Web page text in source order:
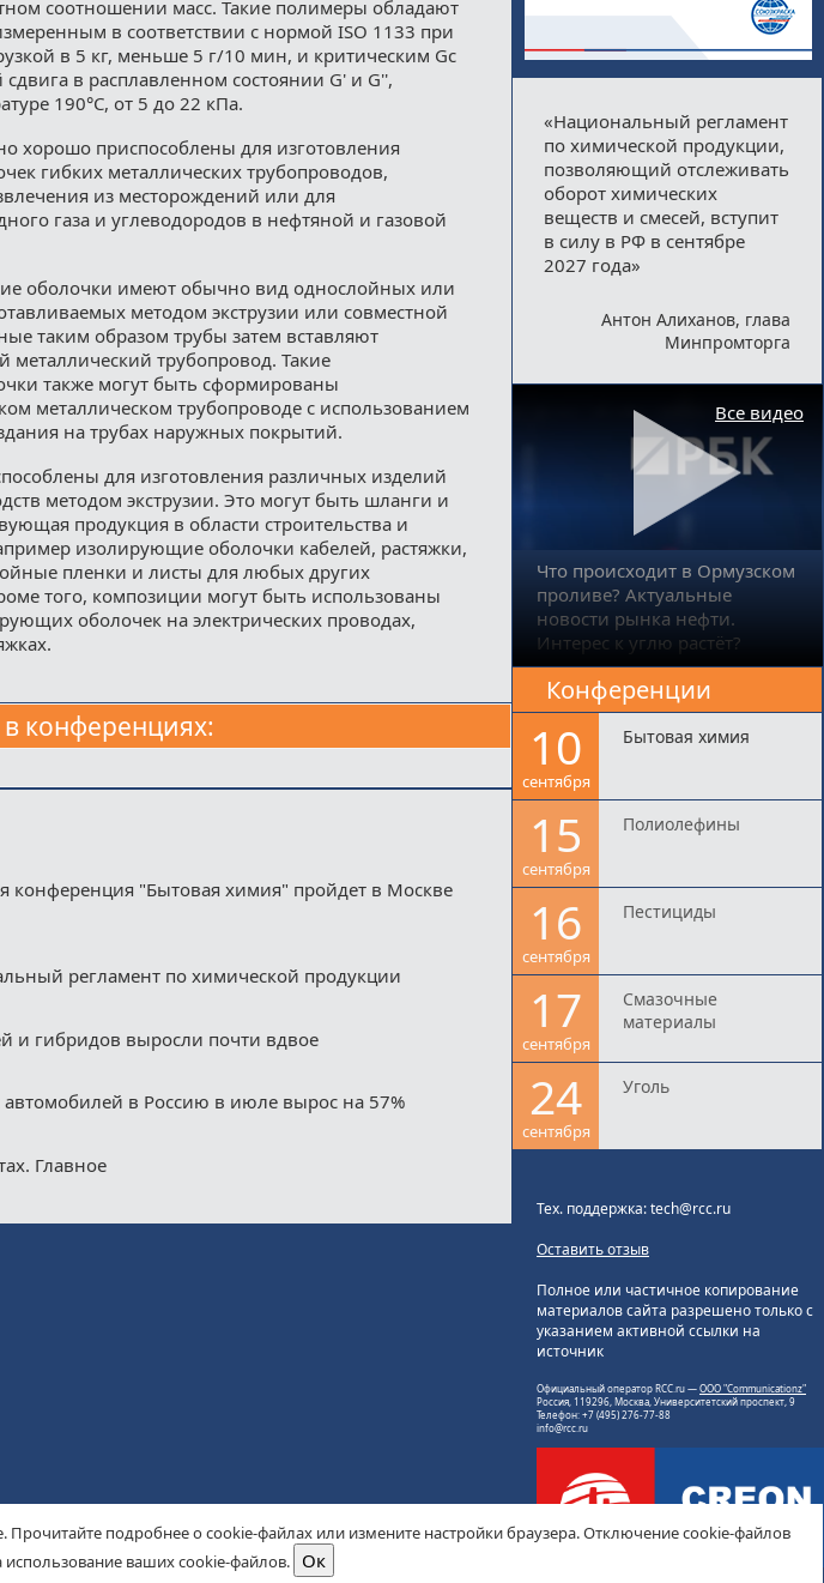
соотношении масс. Такие полимеры обладают
в соответствии с нормой ISO 1133 при
в 5 кг, меньше 5 г/10 мин, и критическим Gc
в расплавленном состоянии G' и G'',
190°С, от 5 до 22 кПа.
хорошо приспособлены для изготовления
гибких металлических трубопроводов,
из месторождений или для
газа и углеводородов в нефтяной и газовой
оболочки имеют обычно вид однослойных или
методом экструзии или совместной
таким образом трубы затем вставляют
металлический трубопровод. Такие
также могут быть сформированы
металлическом трубопроводе с использованием
на трубах наружных покрытий.
для изготовления различных изделий
методом экструзии. Это могут быть шланги и
продукция в области строительства и
изолирующие оболочки кабелей, растяжки,
пленки и листы для любых других
того, композиции могут быть использованы
оболочек на электрических проводах,
конференциях:
конференция "Бытовая химия" пройдет в Москве
регламент по химической продукции
и гибридов выросли почти вдвое
в Россию в июле вырос на 57%
Главное
«Национальный регламент
по химической продукции,
позволяющий отслеживать
оборот химических
веществ и смесей, вступит
в силу в РФ в сентябре
2027 года»
Антон Алиханов, глава
Минпромторга
Что происходит в Ормузском
проливе? Актуальные
новости рынка нефти.
Интерес к углю растёт?
Все видео
Конференции
10
сентября
Бытовая химия
15
сентября
Полиолефины
16
сентября
Пестициды
17
сентября
Смазочные
материалы
24
сентября
Уголь
Тех. поддержка: tech@rcc.ru
Оставить отзыв
Полное или частичное копирование
материалов сайта разрешено только с
указанием активной ссылки на
источник
Официальный оператор RCC.ru —ООО "Communicationz"
Россия, 119296, Москва, Университетский проспект, 9
Телефон: +7 (495) 276-77-88
info@rcc.ru
подробнее о cookie-файлах или измените настройки браузера. Отключение cookie-файлов
использование ваших cookie-файлов.